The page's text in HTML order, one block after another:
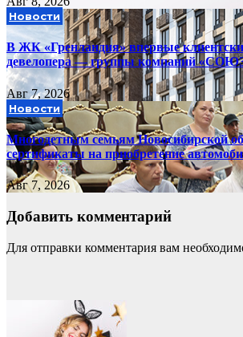
Новости
В ЖК «Гренландия» впервые
девелопера — группы компаний
Авг 7, 2026
Новости
Многодетным семьям Новосибирской
сертификаты на приобретение
Авг 7, 2026
Добавить комментарий
Для отправки комментария вам